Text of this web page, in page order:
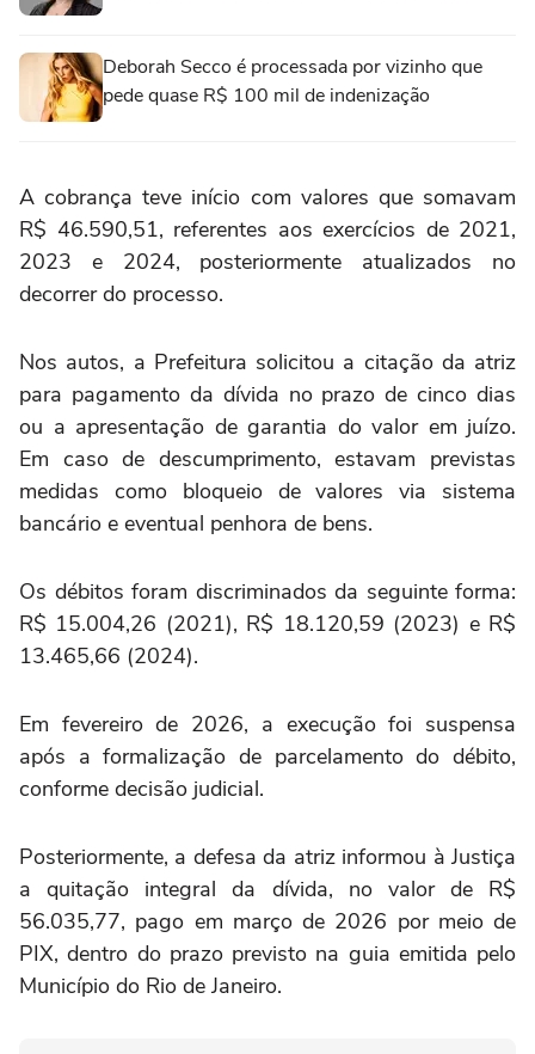
Deborah Secco é processada por vizinho que
pede quase R$ 100 mil de indenização
A cobrança teve início com valores que somavam
R$ 46.590,51, referentes aos exercícios de 2021,
2023 e 2024, posteriormente atualizados no
decorrer do processo.
Nos autos, a Prefeitura solicitou a citação da atriz
para pagamento da dívida no prazo de cinco dias
ou a apresentação de garantia do valor em juízo.
Em caso de descumprimento, estavam previstas
medidas como bloqueio de valores via sistema
bancário e eventual penhora de bens.
Os débitos foram discriminados da seguinte forma:
R$ 15.004,26 (2021), R$ 18.120,59 (2023) e R$
13.465,66 (2024).
Em fevereiro de 2026, a execução foi suspensa
após a formalização de parcelamento do débito,
conforme decisão judicial.
Posteriormente, a defesa da atriz informou à Justiça
a quitação integral da dívida, no valor de R$
56.035,77, pago em março de 2026 por meio de
PIX, dentro do prazo previsto na guia emitida pelo
Município do Rio de Janeiro.